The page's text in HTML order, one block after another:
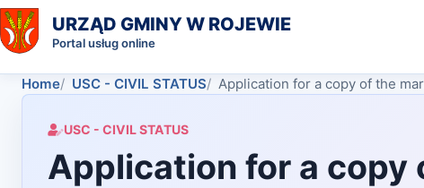
URZĄD GMINY W ROJEWIE
Portal usług online
Home USC - CIVIL STATUS Application for a copy of the
USC - CIVIL STATUS
Application for a